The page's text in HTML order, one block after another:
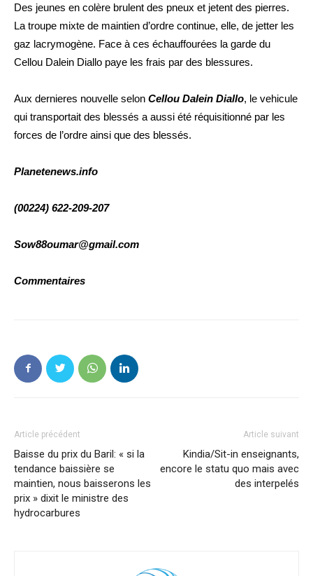
Des jeunes en colère brulent des pneux et jetent des pierres.
La troupe mixte de maintien d’ordre continue, elle, de jetter les
gaz lacrymogène. Face à ces échauffourées la garde du
Cellou Dalein Diallo paye les frais par des blessures.
Aux dernieres nouvelle selon Cellou Dalein Diallo, le vehicule
qui transportait des blessés a aussi été réquisitionné par les
forces de l’ordre ainsi que des blessés.
Planetenews.info
(00224) 622-209-207
Sow88oumar@gmail.com
Commentaires
Article précédent
Baisse du prix du Baril: « si la
tendance baissière se
maintien, nous baisserons les
prix » dixit le ministre des
hydrocarbures
Article suivant
Kindia/Sit-in enseignants,
encore le statu quo mais avec
des interpelés